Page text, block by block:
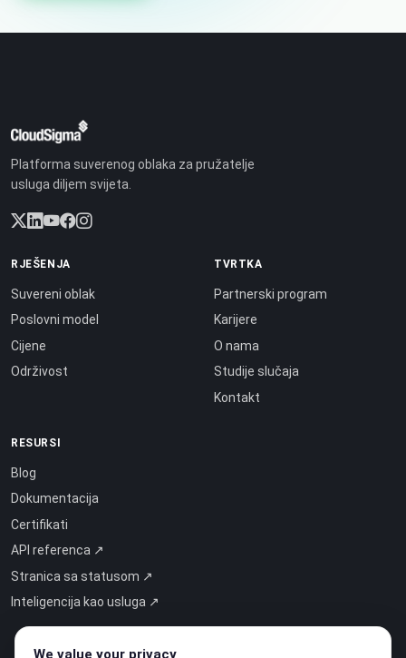
Platforma suverenog oblaka za pružatelje
usluga diljem svijeta.
RJEŠENJA
Suvereni oblak
Poslovni model
Cijene
Održivost
TVRTKA
Partnerski program
Karijere
O nama
Studije slučaja
Kontakt
RESURSI
Blog
Dokumentacija
Certifikati
API referenca ↗
Stranica sa statusom ↗
Inteligencija kao usluga ↗
We value your privacy